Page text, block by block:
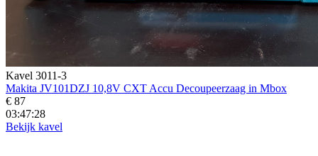
Kavel 3011-3
Makita JV101DZJ 10,8V CXT Accu Decoupeerzaag in Mbox
€ 87
03:47:27
Bekijk kavel